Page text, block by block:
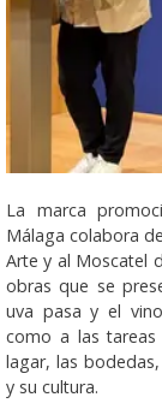
La marca
Málaga colabora
Arte y al Moscatel
obras que se
uva pasa y el
como a las
lagar, las
y su cultura.